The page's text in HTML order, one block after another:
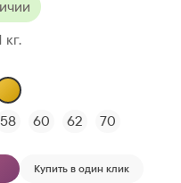
кг.
58 60 62 70
Купить в один клик